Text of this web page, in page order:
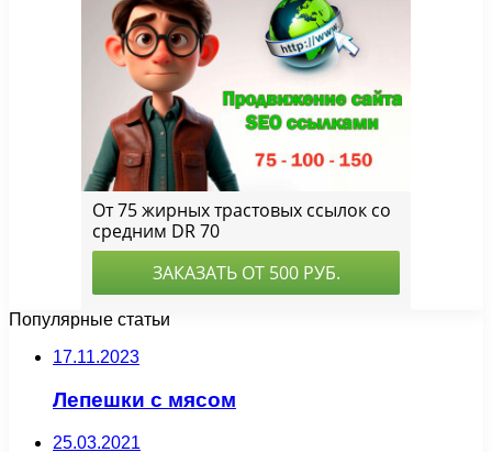
Популярные статьи
17.11.2023
Лепешки с мясом
25.03.2021